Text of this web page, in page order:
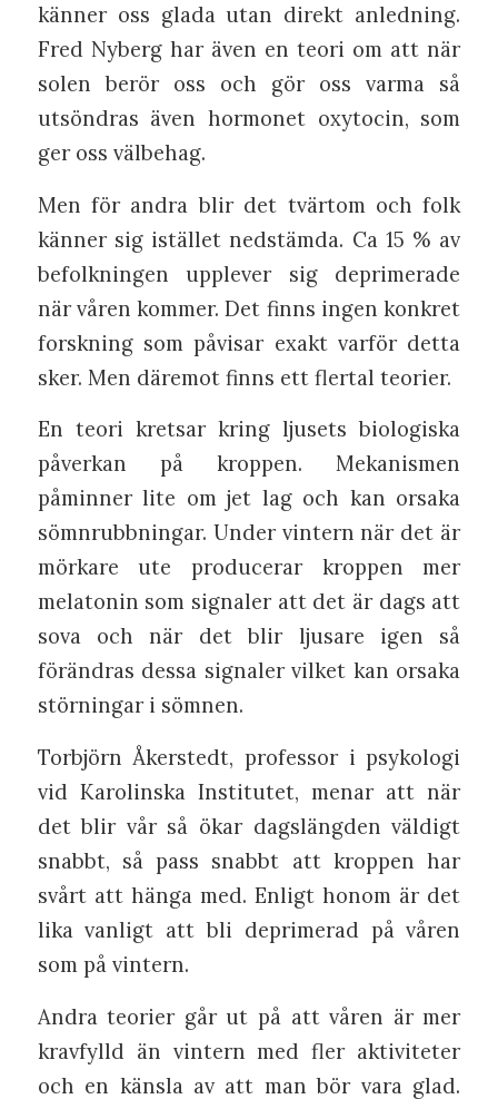
känner oss glada utan direkt anledning.
Fred Nyberg har även en teori om att när
solen berör oss och gör oss varma så
utsöndras även hormonet oxytocin, som
ger oss välbehag.
Men för andra blir det tvärtom och folk
känner sig istället nedstämda. Ca 15 % av
befolkningen upplever sig deprimerade
när våren kommer. Det finns ingen konkret
forskning som påvisar exakt varför detta
sker. Men däremot finns ett flertal teorier.
En teori kretsar kring ljusets biologiska
påverkan på kroppen. Mekanismen
påminner lite om jet lag och kan orsaka
sömnrubbningar. Under vintern när det är
mörkare ute producerar kroppen mer
melatonin som signaler att det är dags att
sova och när det blir ljusare igen så
förändras dessa signaler vilket kan orsaka
störningar i sömnen.
Torbjörn Åkerstedt, professor i psykologi
vid Karolinska Institutet, menar att när
det blir vår så ökar dagslängden väldigt
snabbt, så pass snabbt att kroppen har
svårt att hänga med. Enligt honom är det
lika vanligt att bli deprimerad på våren
som på vintern.
Andra teorier går ut på att våren är mer
kravfylld än vintern med fler aktiviteter
och en känsla av att man bör vara glad.